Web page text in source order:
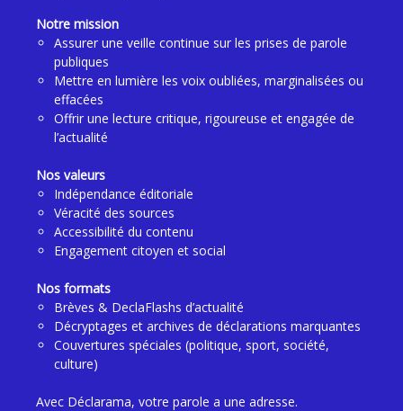
Notre mission
Assurer une veille continue sur les prises de parole
publiques
Mettre en lumière les voix oubliées, marginalisées ou
effacées
Offrir une lecture critique, rigoureuse et engagée de
l’actualité
Nos valeurs
Indépendance éditoriale
Véracité des sources
Accessibilité du contenu
Engagement citoyen et social
Nos formats
Brèves & DeclaFlashs d’actualité
Décryptages et archives de déclarations marquantes
Couvertures spéciales (politique, sport, société,
culture)
Avec Déclarama, votre parole a une adresse.